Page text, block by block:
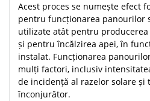
Acest proces se numește efect
pentru funcționarea panourilor
utilizate atât pentru
și pentru încălzirea apei, în
instalat. Funcționarea
mulți factori, inclusiv
de incidență al razelor solare
înconjurător.